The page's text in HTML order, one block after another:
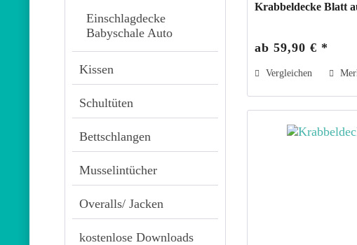
Einschlagdecke
Babyschale Auto
Kissen
Schultüten
Bettschlangen
Musselintücher
Overalls/ Jacken
kostenlose Downloads
Krabbeldecke Blatt
ab 59,90 € *
Vergleichen